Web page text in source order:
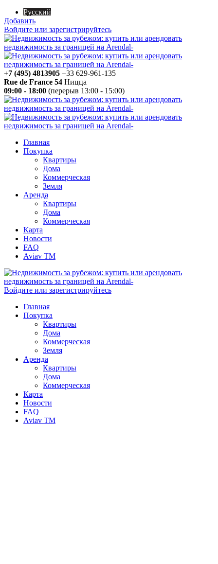
Русский
Добавить
Войдите или зарегистрируйтесь
+7 (495) 4813905 +33 629-961-135
Rue de France 54 Ницца
09:00 - 18:00 (перерыв 13:00 - 15:00)
Главная
Покупка
Квартиры
Дома
Коммерческая
Земля
Аренда
Квартиры
Дома
Коммерческая
Карта
Новости
FAQ
Aviav TM
Войдите или зарегистрируйтесь
Главная
Покупка
Квартиры
Дома
Коммерческая
Земля
Аренда
Квартиры
Дома
Коммерческая
Карта
Новости
FAQ
Aviav TM